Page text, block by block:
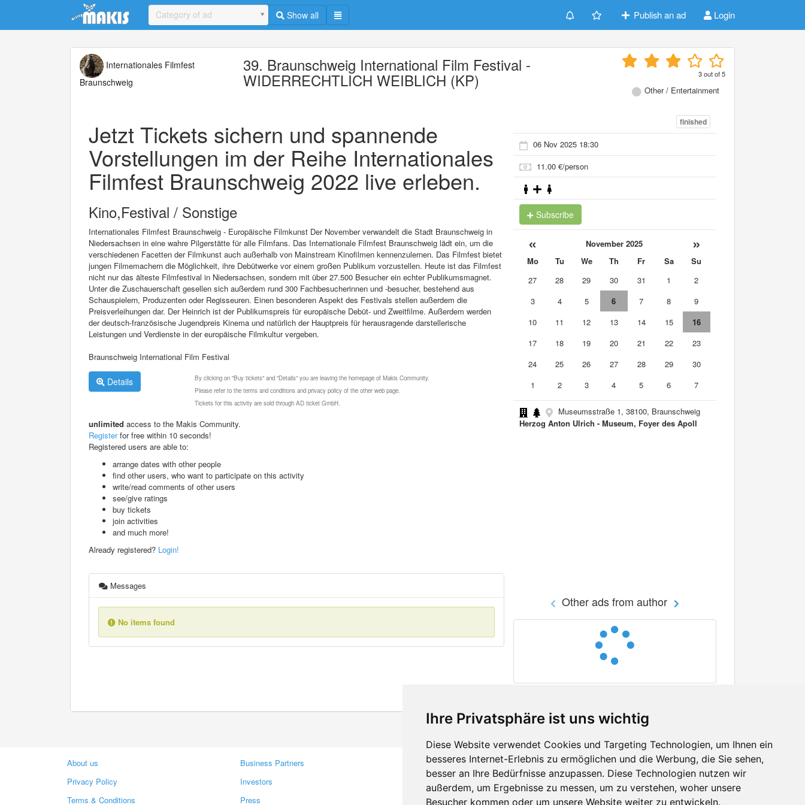
Ihre Privatsphäre ist uns wichtig
Diese Website verwendet Cookies und Targeting Technologien, um Ihnen ein
besseres Internet-Erlebnis zu ermöglichen und die Werbung, die Sie sehen,
besser an Ihre Bedürfnisse anzupassen. Diese Technologien nutzen wir
außerdem, um Ergebnisse zu messen, um zu verstehen, woher unsere
Besucher kommen oder um unsere Website weiter zu entwickeln.
Update cookies preferences
Category of ad Show all Publish an ad Login
Internationales Filmfest
Braunschweig
39. Braunschweig International Film Festival -
WIDERRECHTLICH WEIBLICH (KP) 3out of5
Other / Entertainment
Jetzt Tickets sichern und spannende
Vorstellungen im der Reihe Internationales
Filmfest Braunschweig 2022 live erleben.
Kino,Festival / Sonstige
Internationales Filmfest Braunschweig - Europäische Filmkunst Der November verwandelt die Stadt Braunschweig in
Niedersachsen in eine wahre Pilgerstätte für alle Filmfans. Das Internationale Filmfest Braunschweig lädt ein, um die
verschiedenen Facetten der Filmkunst auch außerhalb von Mainstream Kinofilmen kennenzulernen. Das Filmfest bietet
jungen Filmemachern die Möglichkeit, ihre Debütwerke vor einem großen Publikum vorzustellen. Heute ist das Filmfest
nicht nur das älteste Filmfestival in Niedersachsen, sondern mit über 27.500 Besucher ein echter Publikumsmagnet.
Unter die Zuschauerschaft gesellen sich außerdem rund 300 Fachbesucherinnen und -besucher, bestehend aus
Schauspielern, Produzenten oder Regisseuren. Einen besonderen Aspekt des Festivals stellen außerdem die
Preisverleihungen dar. Der Heinrich ist der Publikumspreis für europäische Debüt- und Zweitfilme. Außerdem werden
der deutsch-französische Jugendpreis Kinema und natürlich der Hauptpreis für herausragende darstellerische
Leistungen und Verdienste in der europäische Filmkultur vergeben.
Braunschweig International Film Festival
Details
By clicking on "Buy tickets" and "Details" you are leaving the homepage of Makis Community.
Please refer to the terms and conditions and privacy policy of the other web page.
Tickets for this activity are sold through AD ticket GmbH.
unlimited access to the Makis Community.
Registerfor free within 10 seconds!
Registered users are able to:
arrange dates with other people
find other users, who want to participate on this activity
write/read comments of other users
see/give ratings
buy tickets
join activities
and much more!
Already registered? Login!
Messages
No items found
finished
06 Nov 2025 18:30
11.00 €/person
Subscribe
« November 2025 »
Mo Tu We Th Fr Sa
Su
27
28 29 30 31 1
2
3
4 5 6 7 8
9
10
11 12 13 14 15
16
17
18 19 20 21 22
23
24
25 26 27 28 29
30
1
2 3 4 5 6 7
Museumsstraße 1, 38100, Braunschweig
Herzog Anton Ulrich - Museum, Foyer des Apoll
Other ads from author
About us
Privacy Policy
Terms & Conditions
Business Partners
Investors
Press
Contacts
Feedback
Report A Bug
Facebook
Twitter
YouTube